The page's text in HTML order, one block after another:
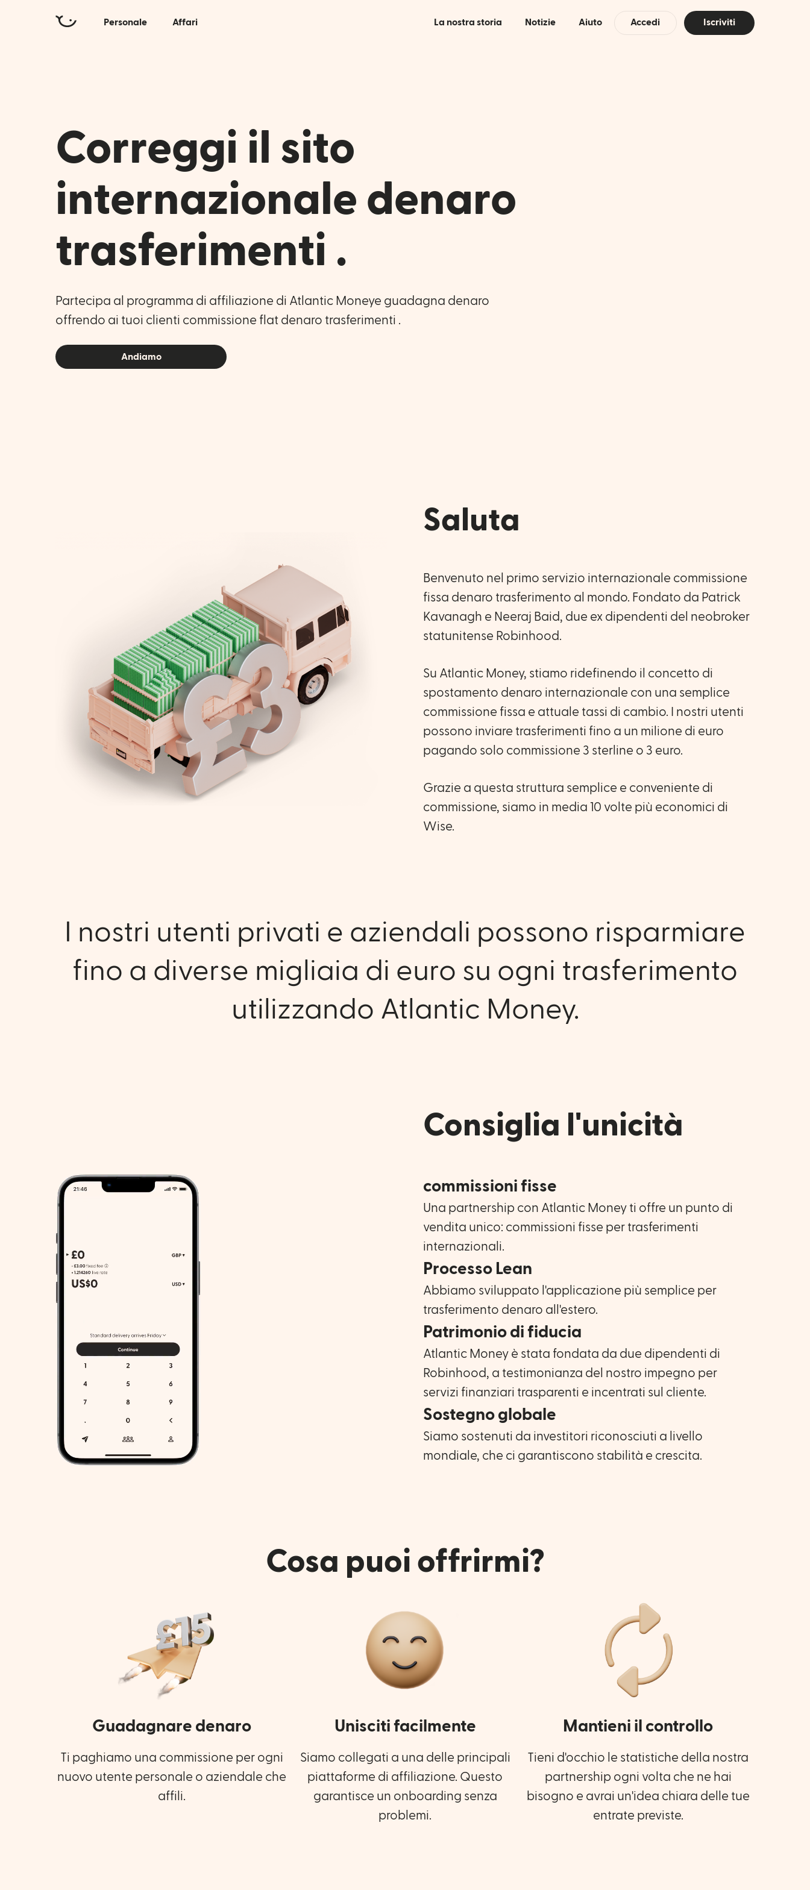
Personale Affari La nostra storia Notizie Aiuto Accedi Iscriviti
Correggi il sito
internazionale denaro
trasferimenti .
Partecipa al programma di affiliazione di Atlantic Moneye guadagna denaro
offrendo ai tuoi clienti commissione flat denaro trasferimenti .
Andiamo
Saluta
Benvenuto nel primo servizio internazionale commissione
fissa denaro trasferimento al mondo. Fondato da Patrick
Kavanagh e Neeraj Baid, due ex dipendenti del neobroker
statunitense Robinhood.
Su Atlantic Money, stiamo ridefinendo il concetto di
spostamento denaro internazionale con una semplice
commissione fissa e attuale tassi di cambio. I nostri utenti
possono inviare trasferimenti fino a un milione di euro
pagando solo commissione 3 sterline o 3 euro.
Grazie a questa struttura semplice e conveniente di
commissione, siamo in media 10 volte più economici di
Wise.
I nostri utenti privati e aziendali possono risparmiare
fino a diverse migliaia di euro su ogni trasferimento
utilizzando Atlantic Money.
Consiglia l'unicità
commissioni fisse
Una partnership con Atlantic Money ti offre un punto di
vendita unico: commissioni fisse per trasferimenti
internazionali.
Processo Lean
Abbiamo sviluppato l'applicazione più semplice per
trasferimento denaro all'estero.
Patrimonio di fiducia
Atlantic Money è stata fondata da due dipendenti di
Robinhood, a testimonianza del nostro impegno per
servizi finanziari trasparenti e incentrati sul cliente.
Sostegno globale
Siamo sostenuti da investitori riconosciuti a livello
mondiale, che ci garantiscono stabilità e crescita.
Cosa puoi offrirmi?
Guadagnare denaro
Ti paghiamo una commissione per ogni
nuovo utente personale o aziendale che
affili.
Unisciti facilmente
Siamo collegati a una delle principali
piattaforme di affiliazione. Questo
garantisce un onboarding senza
problemi.
Mantieni il controllo
Tieni d'occhio le statistiche della nostra
partnership ogni volta che ne hai
bisogno e avrai un'idea chiara delle tue
entrate previste.